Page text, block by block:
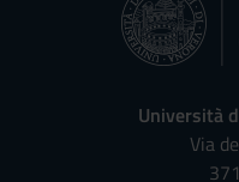
Università
Via